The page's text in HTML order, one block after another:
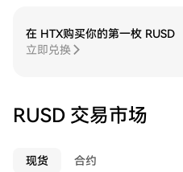
在 HTX购买你的第一枚 RUSD
立即兑换
RUSD 交易市场
现货 合约